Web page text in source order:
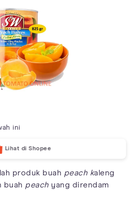
ini
Lihat di Shopee
produk buah peach kaleng
buah peach yang direndam